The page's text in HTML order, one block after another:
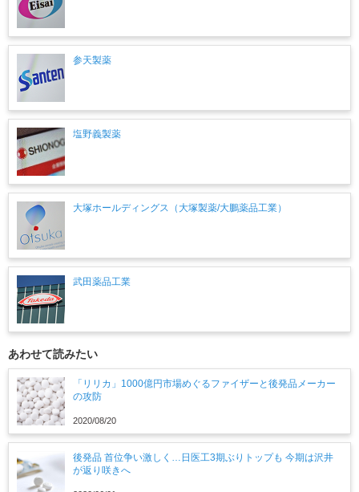
参天製薬
塩野義製薬
大塚ホールディングス（大塚製薬/大鵬薬品工業）
武田薬品工業
あわせて読みたい
「リリカ」1000億円市場めぐるファイザーと後発品メーカー
の攻防
2020/08/20
後発品 首位争い激しく…日医工3期ぶりトップも 今期は沢井
が返り咲きへ